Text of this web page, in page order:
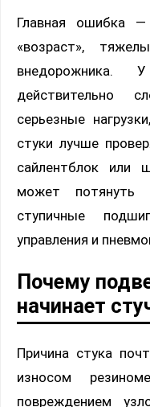
Главная ошибка
«возраст»,
внедорожника.
действительно
серьезные
стуки лучше
сайлентблок или
может потянуть
ступичные
управления и
Почему
начинает
Причина стука
износом
повреждением